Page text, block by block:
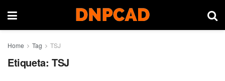
Home Tag TSJ
Etiqueta: TSJ